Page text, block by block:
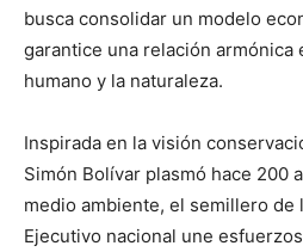
busca consolidar un modelo
garantice una relación
humano y la naturaleza.
Inspirada en la visión
Simón Bolívar plasmó hace 200
medio ambiente, el semillero de
Ejecutivo nacional une